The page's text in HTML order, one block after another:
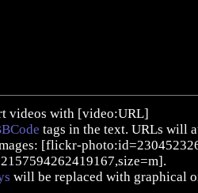
videos with [video:URL]
tags in the text. URLs will
[flickr-
will be replaced with graphical